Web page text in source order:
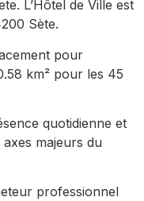
L’Hôtel de Ville est
Sète.
pour
km² pour les 45
quotidienne et
majeurs du
professionnel